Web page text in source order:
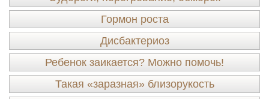
Гормон роста
Дисбактериоз
Ребенок заикается? Можно помочь!
Такая «заразная» близорукость